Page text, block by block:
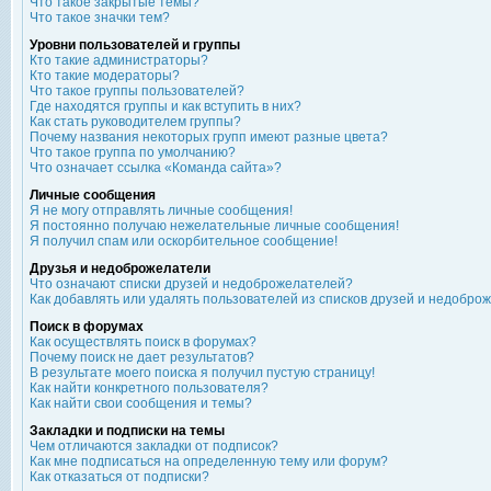
Что такое значки тем?
Уровни пользователей и группы
Кто такие администраторы?
Кто такие модераторы?
Что такое группы пользователей?
Где находятся группы и как вступить в них?
Как стать руководителем группы?
Почему названия некоторых групп имеют разные цвета?
Что такое группа по умолчанию?
Что означает ссылка «Команда сайта»?
Личные сообщения
Я не могу отправлять личные сообщения!
Я постоянно получаю нежелательные личные сообщения!
Я получил спам или оскорбительное сообщение!
Друзья и недоброжелатели
Что означают списки друзей и недоброжелателей?
Как добавлять или удалять пользователей из списков друзей и
Поиск в форумах
Как осуществлять поиск в форумах?
Почему поиск не дает результатов?
В результате моего поиска я получил пустую страницу!
Как найти конкретного пользователя?
Как найти свои сообщения и темы?
Закладки и подписки на темы
Чем отличаются закладки от подписок?
Как мне подписаться на определенную тему или форум?
Как отказаться от подписки?